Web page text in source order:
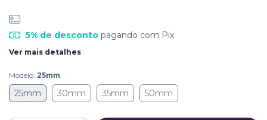
5% de descontopagando com Pix
Ver mais detalhes
Modelo: 25mm
25mm 30mm 35mm 50mm